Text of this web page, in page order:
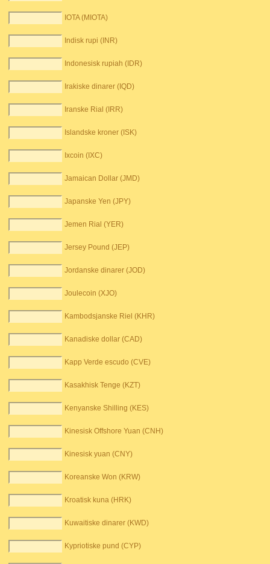
IOTA (MIOTA)
Indisk rupi (INR)
Indonesisk rupiah (IDR)
Irakiske dinarer (IQD)
Iranske Rial (IRR)
Islandske kroner (ISK)
Ixcoin (IXC)
Jamaican Dollar (JMD)
Japanske Yen (JPY)
Jemen Rial (YER)
Jersey Pound (JEP)
Jordanske dinarer (JOD)
Joulecoin (XJO)
Kambodsjanske Riel (KHR)
Kanadiske dollar (CAD)
Kapp Verde escudo (CVE)
Kasakhisk Tenge (KZT)
Kenyanske Shilling (KES)
Kinesisk Offshore Yuan (CNH)
Kinesisk yuan (CNY)
Koreanske Won (KRW)
Kroatisk kuna (HRK)
Kuwaitiske dinarer (KWD)
Kypriotiske pund (CYP)